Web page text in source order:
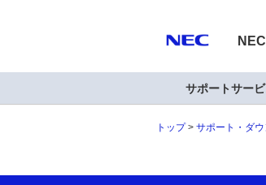
サポートサー
トップ サポート・ダ